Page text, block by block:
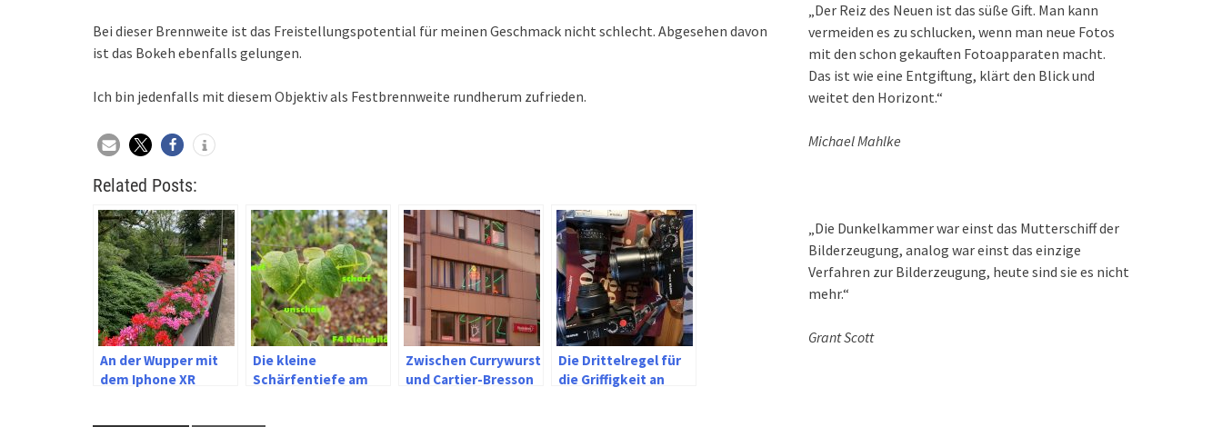
Bei dieser Brennweite ist das Freistellungspotential für meinen Geschmack nicht schlecht. Abgesehen davon
ist das Bokeh ebenfalls gelungen.
Ich bin jedenfalls mit diesem Objektiv als Festbrennweite rundherum zufrieden.
Related Posts:
An der Wupper mit
dem Iphone XR
Die kleine
Schärfentiefe am
Zwischen Currywurst
und Cartier-Bresson
Die Drittelregel für
die Griffigkeit an
„Der Reiz des Neuen ist das süße Gift. Man kann
vermeiden es zu schlucken, wenn man neue Fotos
mit den schon gekauften Fotoapparaten macht.
Das ist wie eine Entgiftung, klärt den Blick und
weitet den Horizont.“
Michael Mahlke
„Die Dunkelkammer war einst das Mutterschiff der
Bilderzeugung, analog war einst das einzige
Verfahren zur Bilderzeugung, heute sind sie es nicht
mehr.“
Grant Scott